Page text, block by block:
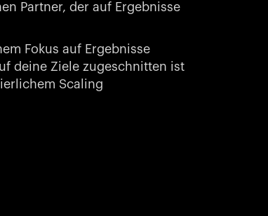
Partner, der auf Ergebnisse
Fokus auf Ergebnisse
deine Ziele zugeschnitten ist
Scaling